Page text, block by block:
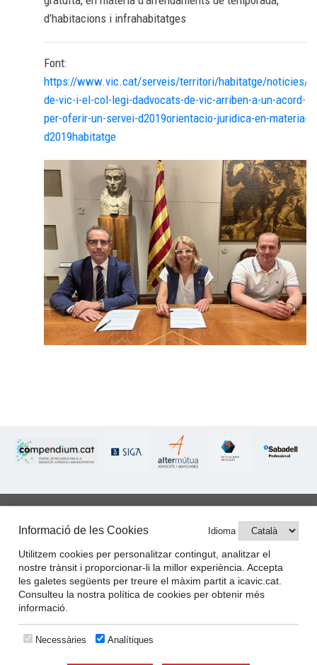
d’habitacions i infrahabitatges
Font:
https://www.vic.cat/serveis/territori/habitatge/noticies/
de-vic-i-el-col-legi-dadvocats-de-vic-arriben-a-un-acord-
per-oferir-un-servei-d2019orientacio-juridica-en-materia-
d2019habitatge
IL·LUSTRE COL·LEGI
D'ADVOCATS DE VIC
Avís legal
Política de privacitat
Política de cookies
Informació de les Cookies Idioma
Utilitzem cookies per personalitzar contingut, analitzar el
nostre trànsit i proporcionar-li la millor experiència. Accepta
les galetes següents per treure el màxim partit a icavic.cat.
Consulteu la nostra política de cookies per obtenir més
informació.
Necessàries Analítiques